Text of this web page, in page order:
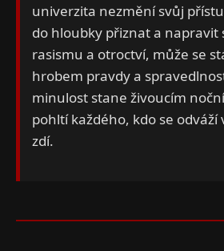
univerzita nezmění svůj
do hloubky přiznat a napravit
rasismu a otroctví, může se
hrobem pravdy a
minulost stane živoucím
pohltí každého, kdo se odváží
zdí.